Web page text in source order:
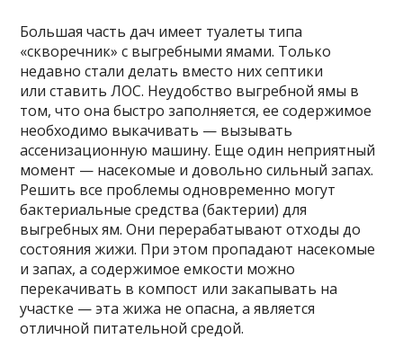
Большая часть дач имеет туалеты типа
«скворечник» с выгребными ямами. Только
недавно стали делать вместо них септики
или ставить ЛОС. Неудобство выгребной ямы в
том, что она быстро заполняется, ее содержимое
необходимо выкачивать — вызывать
ассенизационную машину. Еще один неприятный
момент — насекомые и довольно сильный запах.
Решить все проблемы одновременно могут
бактериальные средства (бактерии) для
выгребных ям. Они перерабатывают отходы до
состояния жижи. При этом пропадают насекомые
и запах, а содержимое емкости можно
перекачивать в компост или закапывать на
участке — эта жижа не опасна, а является
отличной питательной средой.